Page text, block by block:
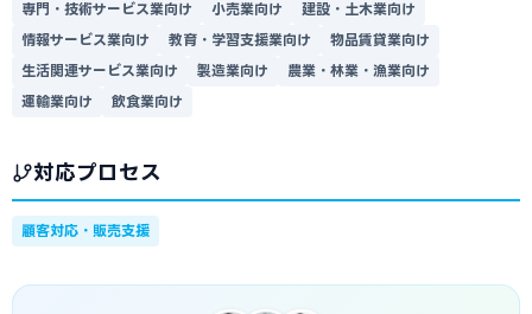
専門・技術サービス業向け
小売業向け
建設・土木業向け
情報サービス業向け
教育・学習支援業向け
物品賃貸業向け
生活関連サービス業向け
製造業向け
農業・林業・漁業向け
運輸業向け
飲食業向け
対応プロセス
顧客対応・販売支援